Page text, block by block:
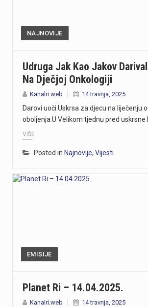
NAJNOVIJE
Udruga Jak Kao Jakov
Na Dječjoj Onkologiji
Kanalri.web 14 travnja, 2025
Darovi uoči Uskrsa za djecu na liječenju
oboljenja.U Velikom tjednu pred uskrsne
VIŠE
Posted in Najnovije, Vijesti
EMISIJE
Planet Ri – 14.04.2025.
Kanalri.web 14 travnja, 2025